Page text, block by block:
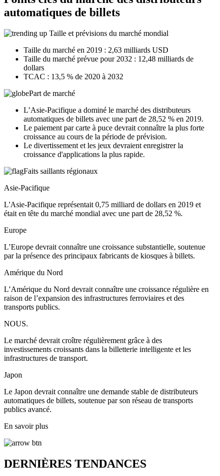
automatiques de billets
Taille et prévisions du marché mondial
Taille du marché en 2019 : 2,63 milliards USD
Taille du marché prévue pour 2032 : 12,48 milliards de
dollars
TCAC : 13,5 % de 2020 à 2032
Part de marché
L’Asie-Pacifique a dominé le marché des distributeurs
automatiques de billets avec une part de 28,52 % en 2019.
Le paiement par carte à puce devrait connaître la plus forte
croissance au cours de la période de prévision.
Le divertissement et les jeux devraient enregistrer la
croissance d'applications la plus rapide.
Faits saillants régionaux
Asie-Pacifique
L'Asie-Pacifique représentait 0,75 milliard de dollars en 2019 et
était en tête du marché mondial avec une part de 28,52 %.
Europe
L’Europe devrait connaître une croissance substantielle, soutenue
par la présence des principaux fabricants de kiosques à billets.
Amérique du Nord
L’Amérique du Nord devrait connaître une croissance régulière en
raison de l’expansion des infrastructures ferroviaires et des
transports publics.
NOUS.
Le marché devrait croître régulièrement grâce à des
investissements croissants dans la billetterie intelligente et les
infrastructures de transport.
Japon
Le Japon devrait connaître une demande stable de distributeurs
automatiques de billets, soutenue par son réseau de transports
publics avancé.
En savoir plus
DERNIÈRES TENDANCES